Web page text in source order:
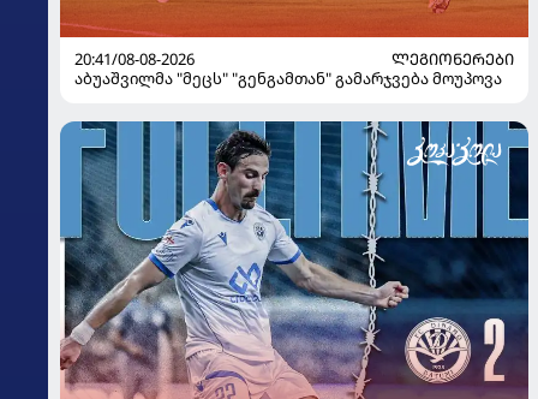
20:41/08-08-2026
ᲚᲔᲒᲘᲝᲜᲔᲠᲔᲑᲘ
აბუაშვილმა "მეცს" "გენგამთან" გამარჯვება მოუპოვა